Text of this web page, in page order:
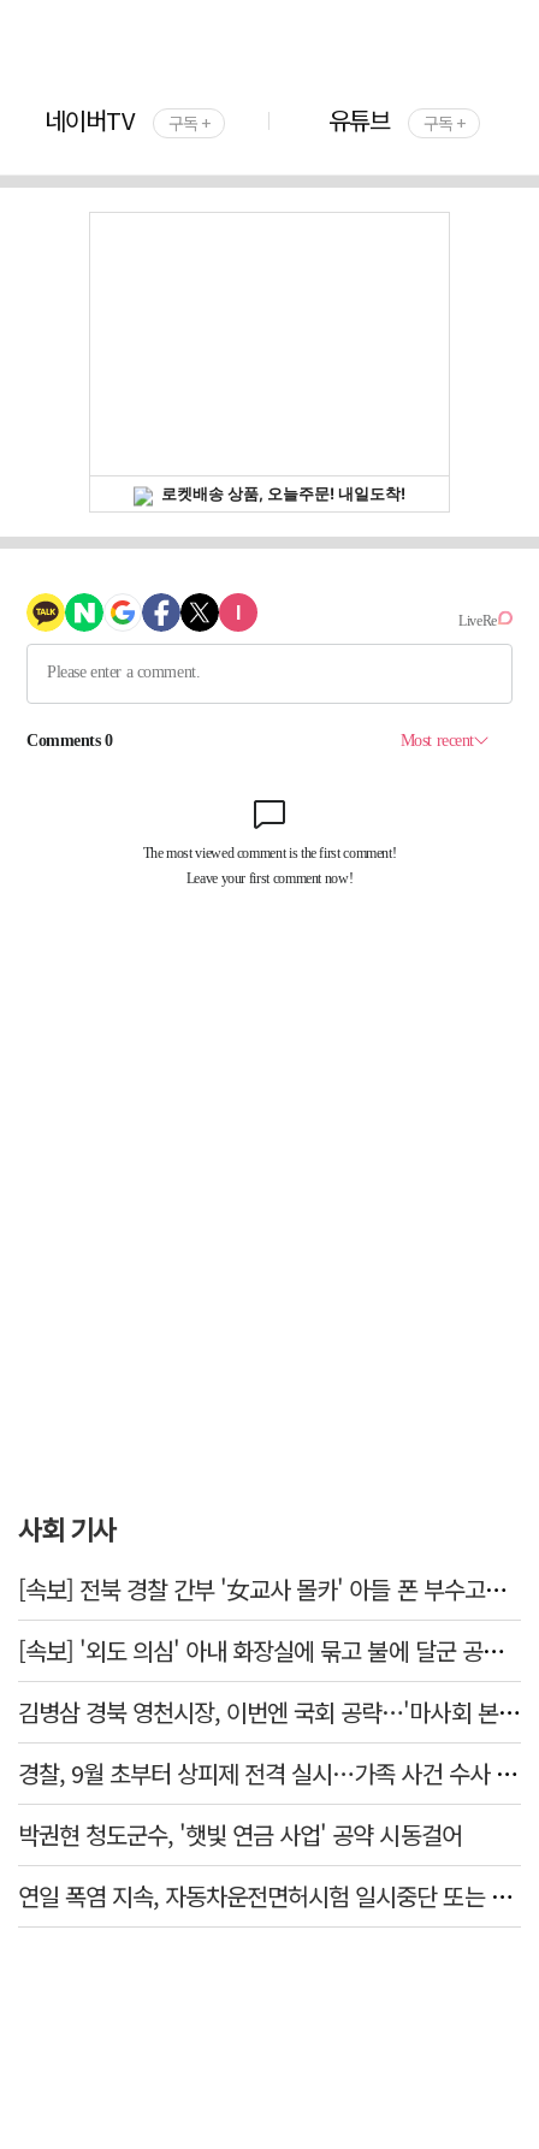
네이버TV 구독 + 유튜브 구독 +
사회 기사
[속보] 전북 경찰 간부 '女교사 몰카' 아들 폰 부수고…"처벌 못하는 사안" 내부망에 글
[속보] '외도 의심' 아내 화장실에 묶고 불에 달군 공구로 고문…남편 검거
김병삼 경북 영천시장, 이번엔 국회 공략…'마사회 본사 이전·광역교통망 확충' 요청
경찰, 9월 초부터 상피제 전격 실시…가족 사건 수사 못해
박권현 청도군수, '햇빛 연금 사업' 공약 시동걸어
연일 폭염 지속, 자동차운전면허시험 일시중단 또는 축소 운영